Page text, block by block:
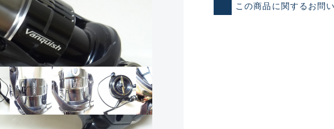
良
この商品に関するお問